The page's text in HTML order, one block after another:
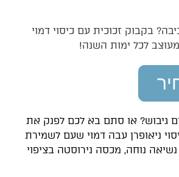
בקבוק זכוכית עם כיסוי דמוי
לכל ימות השנה!
גיבוש? או סתם בא לכם לפנק את
ניאופרן עבה דמוי שעם לשמירת
נוחה, מכסה נירוסטה בציפוי